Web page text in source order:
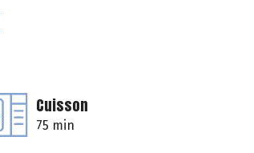
Cuisson
75 min